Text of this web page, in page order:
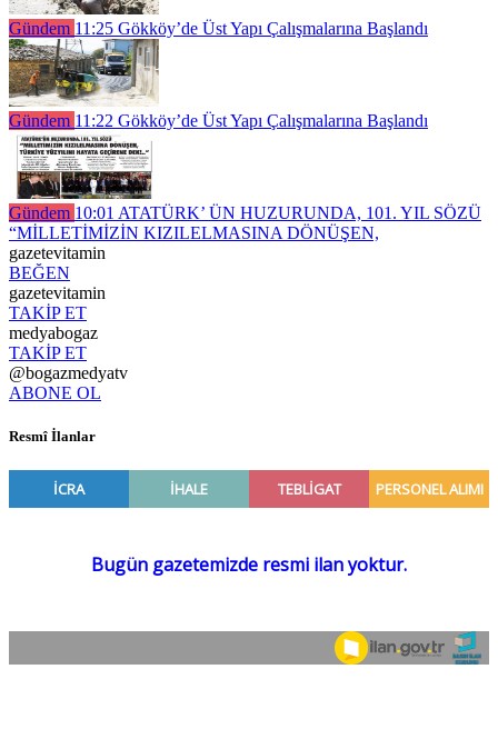
Gündem 11:25 Gökköy’de Üst Yapı Çalışmalarına Başlandı
Gündem 11:22 Gökköy’de Üst Yapı Çalışmalarına Başlandı
Gündem 10:01 ATATÜRK’ ÜN HUZURUNDA, 101. YIL SÖZÜ
“MİLLETİMİZİN KIZILELMASINA DÖNÜŞEN,
gazetevitamin
BEĞEN
gazetevitamin
TAKİP ET
medyabogaz
TAKİP ET
@bogazmedyatv
ABONE OL
Resmî İlanlar